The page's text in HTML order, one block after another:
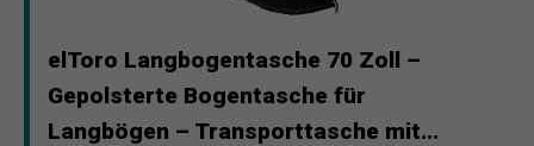
elToro Langbogentasche 70 Zoll –
Gepolsterte Bogentasche für
Langbögen – Transporttasche mit...